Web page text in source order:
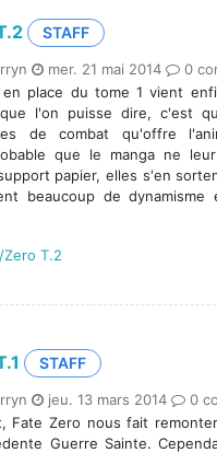
STAFF
mer. 21 mai 2014
0
place du tome 1 vient
l'on puisse dire, c'est
de combat qu'offre
que le manga ne
papier, elles s'en
beaucoup de
T.2
STAFF
jeu. 13 mars 2014
0
Fate Zero nous fait
Guerre Sainte.